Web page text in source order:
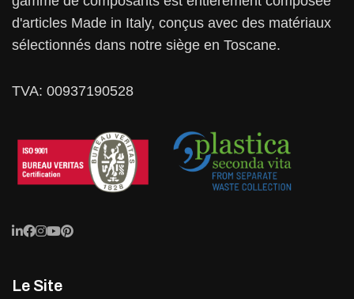
d'articles Made in Italy, conçus avec des matériaux
sélectionnés dans notre siège en Toscane.
TVA: 00937190528
Le Site